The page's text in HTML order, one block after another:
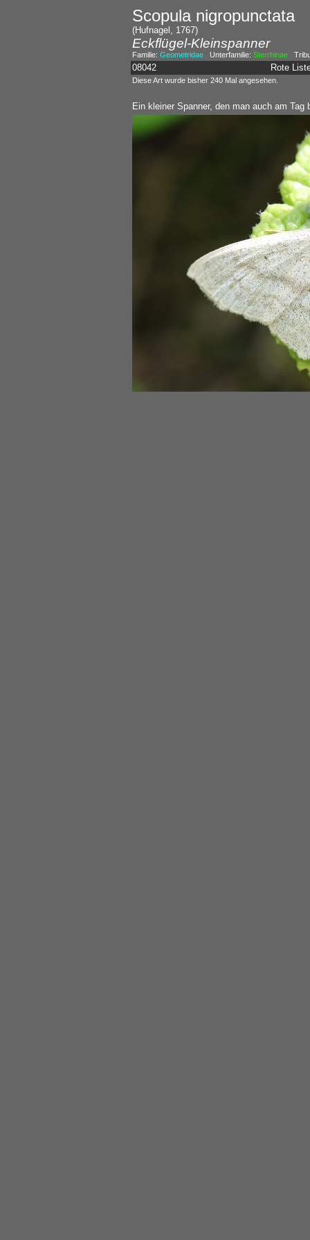
Scopula nigropunctata
(Hufnagel, 1767)
Eckflügel-Kleinspanner
Familie: GeometridaeUnterfamilie: Sterrhinae
08042 Rote
Diese Art wurde bisher 240 Mal angesehen.
Ein kleiner Spanner, den man auch am Tag